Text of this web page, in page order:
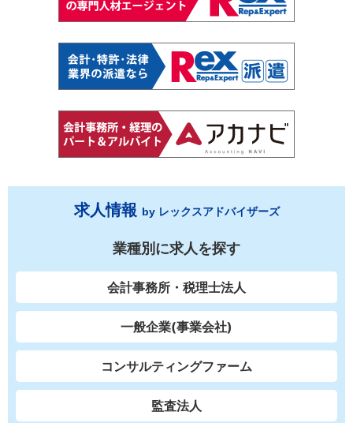
求人情報 by レックスアドバイザーズ
業種別に求人を探す
会計事務所・税理士法人
一般企業(事業会社)
コンサルティングファーム
監査法人